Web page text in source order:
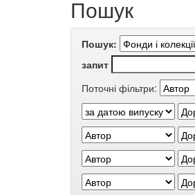
Пошук
Пошук:
запит
Поточні фільтри: